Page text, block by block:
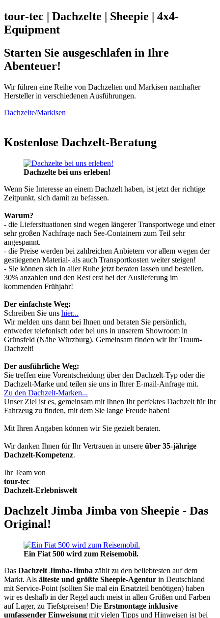
tour-tec | Dachzelte | Sheepie | 4x4-
Equipment
Starten Sie ausgeschlafen in Ihre
Abenteuer!
Wir führen eine Reihe von Dachzelten und Markisen namhafter
Hersteller in verschiedenen Ausführungen.
Dachzelte/Markisen
Kostenlose Dachzelt-Beratung
Dachzelte bei uns erleben!
Wenn Sie Interesse an einem Dachzelt haben, ist jetzt der richtige
Zeitpunkt, sich damit zu befassen.
Warum?
- die Liefersituationen sind wegen längerer Transportwege und einer
sehr großen Nachfrage nach See-Containern zum Teil sehr
angespannt.
- die Preise werden bei zahlreichen Anbietern vor allem wegen der
gestiegenen Material- als auch Transportkosten weiter steigen!
- Sie können sich in aller Ruhe jetzt beraten lassen und bestellen,
30% anzahlen und den Rest erst bei der Auslieferung im
kommenden Frühjahr!
Der einfachste Weg:
Schreiben Sie uns hier...
Wir melden uns dann bei Ihnen und beraten Sie persönlich,
entweder telefonisch oder bei uns in unserem Showroom in
Grünsfeld (Nähe Würzburg). Gemeinsam finden wir Ihr Traum-
Dachzelt!
Der ausführliche Weg:
Sie treffen eine Vorentscheidung über den Dachzelt-Typ oder die
Dachzelt-Marke und teilen sie uns in Ihrer E-mail-Anfrage mit.
Zu den Dachzelt-Marken...
Unser Ziel ist es, gemeinsam mit Ihnen Ihr perfektes Dachzelt für Ihr
Fahrzeug zu finden, mit dem Sie lange Freude haben!
Mit Ihren Angaben können wir Sie gezielt beraten.
Wir danken Ihnen für Ihr Vertrauen in unsere über 35-jährige
Dachzelt-Kompetenz.
Ihr Team von
tour-tec
Dachzelt-Erlebniswelt
Dachzelt Jimba Jimba von Sheepie - Das
Original!
Ein Fiat 500 wird zum Reisemobil.
Das Dachzelt Jimba-Jimba zählt zu den beliebtesten auf dem
Markt. Als älteste und größte Sheepie-Agentur in Deutschland
mit Service-Point (sollten Sie mal ein Ersatzteil benötigen) haben
wir es deshalb in der Regel auch meist in allen Größen und Farben
auf Lager, zu Tiefstpreisen! Die Erstmontage inklusive
umfassender Einweisung mit vielen Tipps und Hinweisen ist bei